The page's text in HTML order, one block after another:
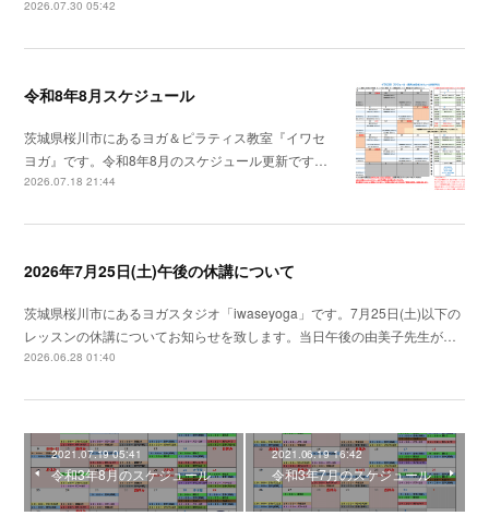
2026.07.30 05:42
令和8年8月スケジュール
茨城県桜川市にあるヨガ＆ピラティス教室『イワセ
ヨガ』です。令和8年8月のスケジュール更新です…
2026.07.18 21:44
2026年7月25日(土)午後の休講について
茨城県桜川市にあるヨガスタジオ「iwaseyoga」です。7月25日(土)以下の
レッスンの休講についてお知らせを致します。当日午後の由美子先生が…
2026.06.28 01:40
2021.07.19 05:41
令和3年8月のスケジュール
2021.06.19 16:42
令和3年7月のスケジュール